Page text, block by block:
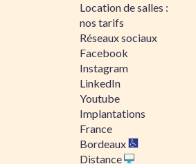
Location de salles :
nos tarifs
Réseaux sociaux
Facebook
Instagram
LinkedIn
Youtube
Implantations
France
Bordeaux
Distance